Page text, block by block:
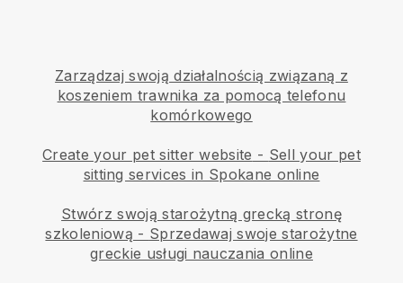
Zarządzaj swoją działalnością związaną z
koszeniem trawnika za pomocą telefonu
komórkowego
Create your pet sitter website - Sell your pet
sitting services in Spokane online
Stwórz swoją starożytną grecką stronę
szkoleniową - Sprzedawaj swoje starożytne
greckie usługi nauczania online